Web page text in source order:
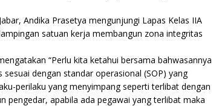
Andika Prasetya mengunjungi Lapas Kelas IIA
satuan kerja membangun zona integritas
“Perlu kita ketahui bersama bahwasannya
dengan standar operasional (SOP) yang
perilaku yang menyimpang seperti terlibat dengan
pengedar, apabila ada pegawai yang terlibat maka